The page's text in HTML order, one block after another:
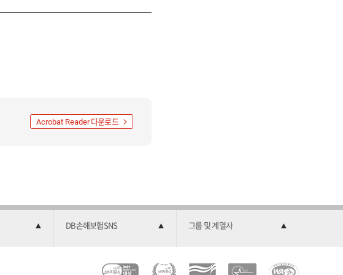
Acrobat Reader다운로드
DB손해보험SNS 그룹 및 계열사
C 소 2 한 과